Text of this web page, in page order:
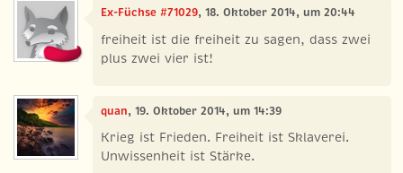
Ex-Füchse #71029, 18. Oktober 2014, um 20:44
freiheit ist die freiheit zu sagen, dass zwei
plus zwei vier ist!
quan, 19. Oktober 2014, um 14:39
Krieg ist Frieden. Freiheit ist Sklaverei.
Unwissenheit ist Stärke.